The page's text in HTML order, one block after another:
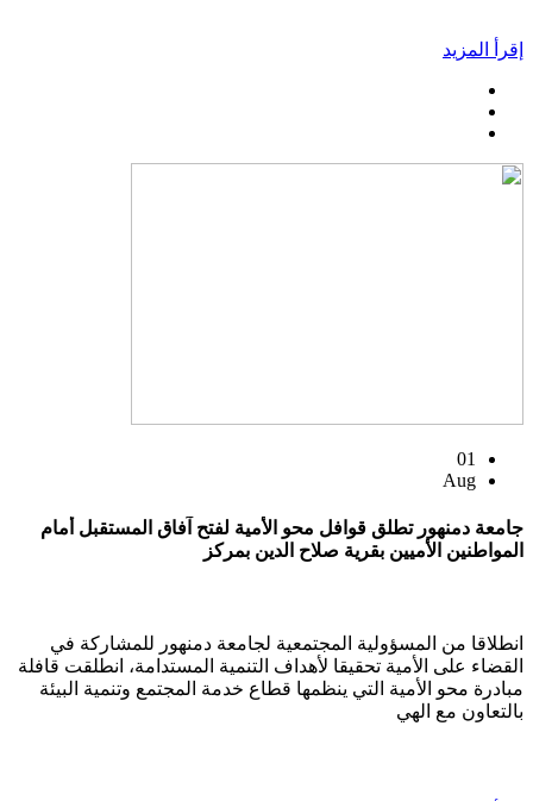
إقرأ المزيد
01
Aug
جامعة دمنهور تطلق قوافل محو الأمية لفتح آفاق المستقبل أمام
المواطنين الأميين بقرية صلاح الدين بمركز
انطلاقا من المسؤولية المجتمعية لجامعة دمنهور للمشاركة في
القضاء على الأمية تحقيقا لأهداف التنمية المستدامة، انطلقت قافلة
مبادرة محو الأمية التي ينظمها قطاع خدمة المجتمع وتنمية البيئة
بالتعاون مع الهي